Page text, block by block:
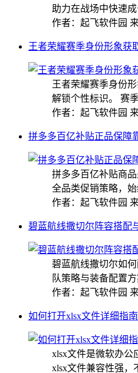
助力在战场中快速
作者：起飞软件园
王者荣耀赛季身份形象获
王者荣耀赛季身份
解锁个性标识。 赛
作者：起飞软件园
拼多多百亿补贴正品保障
拼多多百亿补贴商
全品类促销策略，
作者：起飞软件园
碧蓝航线撒切尔阵容搭配
碧蓝航线撒切尔如
队策略与装备配置
作者：起飞软件园
如何打开xlsx文件详细指南
xlsx文件是微软办公
xlsx文件兼容性强，